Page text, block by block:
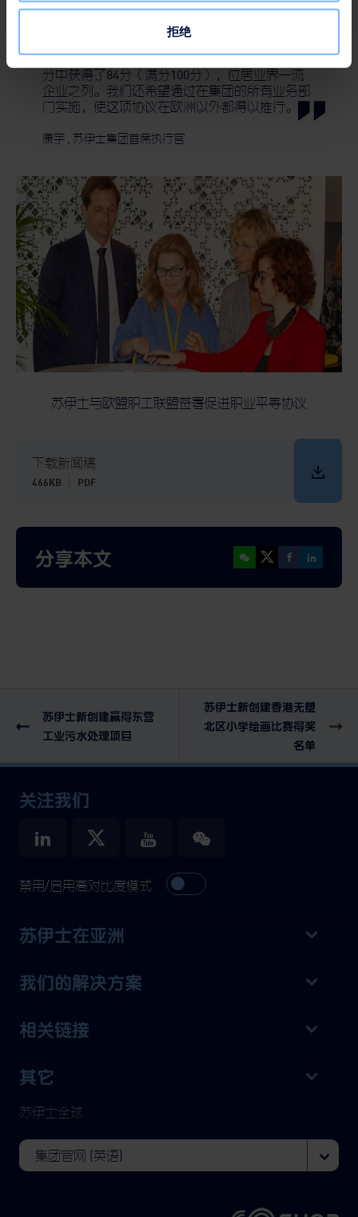
拒绝
在各方面实现男女平等是我内心的愿望。新协议
的签订是一次巨大进步，这不是仅仅增加女性参
与工作的比例，而是作为更广泛地推行性别平等
的一部分。苏伊士最近在法国的职业平等指数评
分中获得了84分（满分100分），位居业界一流
企业之列。我们还希望通过在集团的所有业务部
门实施，使这项协议在欧洲以外都得以推行。
康宇 苏伊士集团首席执行官
苏伊士与欧盟职工联盟签署促进职业平等协议
下载新闻稿
466KB PDF
分享本文
苏伊士新创建赢得东营
工业污水处理项目
苏伊士新创建香港无塑
北区小学绘画比赛得奖
名单
关注我们
禁用/启用高对比度模式
苏伊士在亚洲
我们的解决方案
相关链接
其它
苏伊士全球